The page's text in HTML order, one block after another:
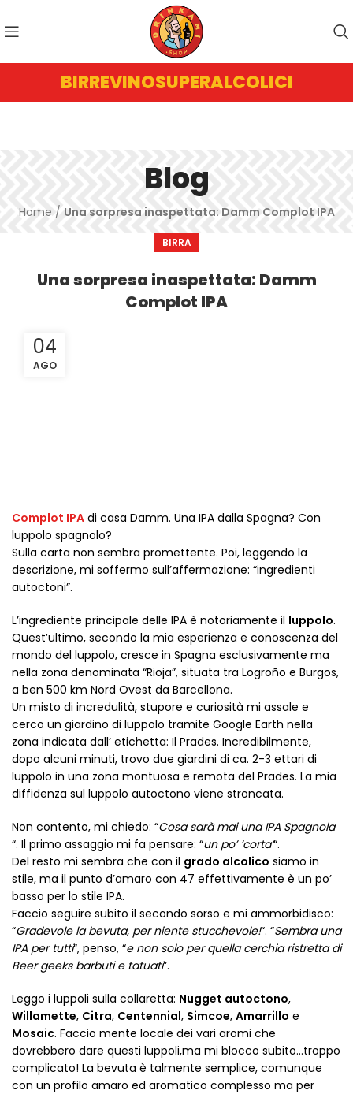
BIRREVINOSUPERALCOLICI
Blog
Home / Una sorpresa inaspettata: Damm Complot IPA
BIRRA
Una sorpresa inaspettata: Damm
Complot IPA
04
AGO
Complot IPA di casa Damm. Una IPA dalla Spagna? Con
luppolo spagnolo?
Sulla carta non sembra promettente. Poi, leggendo la
descrizione, mi soffermo sull’affermazione: “ingredienti
autoctoni”.
L’ingrediente principale delle IPA è notoriamente il luppolo.
Quest’ultimo, secondo la mia esperienza e conoscenza del
mondo del luppolo, cresce in Spagna esclusivamente ma
nella zona denominata “Rioja”, situata tra Logroño e Burgos,
a ben 500 km Nord Ovest da Barcellona.
Un misto di incredulità, stupore e curiosità mi assale e
cerco un giardino di luppolo tramite Google Earth nella
zona indicata dall’ etichetta: Il Prades. Incredibilmente,
dopo alcuni minuti, trovo due giardini di ca. 2-3 ettari di
luppolo in una zona montuosa e remota del Prades. La mia
diffidenza sul luppolo autoctono viene stroncata.
Non contento, mi chiedo: “Cosa sarà mai una IPA Spagnola
“. Il primo assaggio mi fa pensare: “un po’ ‘corta’“.
Del resto mi sembra che con il grado alcolico siamo in
stile, ma il punto d’amaro con 47 effettivamente è un po’
basso per lo stile IPA.
Faccio seguire subito il secondo sorso e mi ammorbidisco:
“Gradevole la bevuta, per niente stucchevole!“. “Sembra una
IPA per tutti“, penso, “e non solo per quella cerchia ristretta di
Beer geeks barbuti e tatuati”.
Leggo i luppoli sulla collaretta: Nugget autoctono,
Willamette, Citra, Centennial, Simcoe, Amarrillo e
Mosaic. Faccio mente locale dei vari aromi che
dovrebbero dare questi luppoli,ma mi blocco subito…troppo
complicato! La bevuta è talmente semplice, comunque
con un profilo amaro ed aromatico complesso ma per